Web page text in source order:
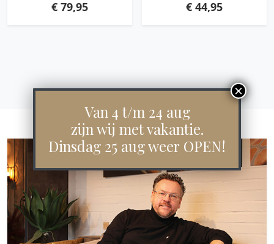
€79,95 € 44,95
Van 4 t/m 24 aug
zijn wij met vakantie.
Dinsdag 25 aug weer OPEN!